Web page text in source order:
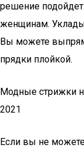
реше­ние
жен­щи­нам.
Вы може­те
пряд­ки плойкой.
Модные стрижки
2021
Если вы не